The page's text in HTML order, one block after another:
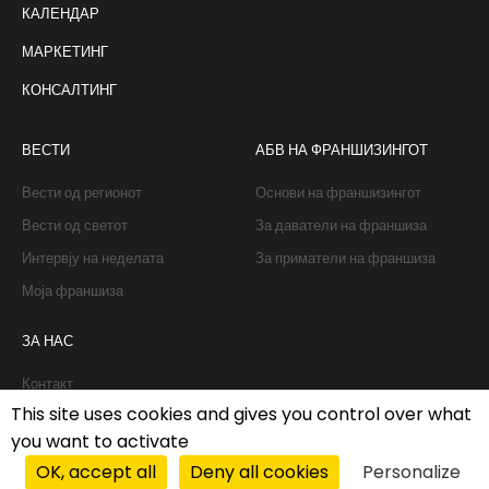
КАЛЕНДАР
МАРКЕТИНГ
КОНСАЛТИНГ
ВЕСТИ
Вести од регионот
Вести од светот
Интервју на неделата
Моја франшиза
АБВ НА ФРАНШИЗИНГОТ
Основи на франшизингот
За даватели на франшиза
За приматели на франшиза
ЗА НАС
Контакт
Политика за колачиња|Политика за приватност
© 2026 ПРОФИТ франшизинг системи д.о.о. All rights
This site uses cookies and gives you control over what
you want to activate
OK, accept all
Deny all cookies Personalize